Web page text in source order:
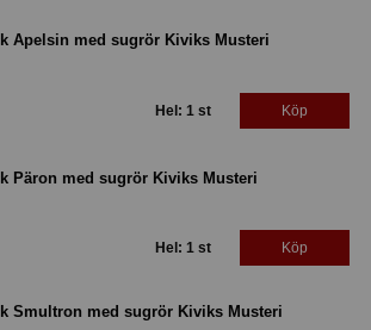
Apelsin med sugrör Kiviks Musteri
Hel: 1 st Köp
Päron med sugrör Kiviks Musteri
Hel: 1 st Köp
Smultron med sugrör Kiviks Musteri